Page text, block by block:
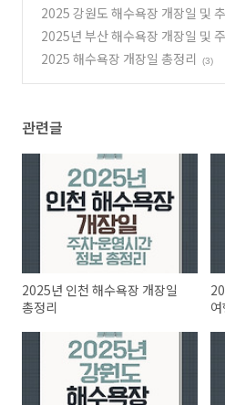
(0)
2025 강원도 해수욕장 개장일 및
정리
(2)
2025년 부산 해수욕장 개장일 및
·캠핑장 정보 총정리 (1)
2025 해수욕장 개장일 총정리 (3)
관련글
2025년 인천 해수욕장 개장일
총정리